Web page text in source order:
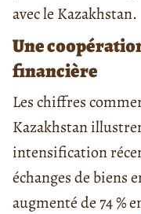
avec le Kazakhstan.
Une
financière
Les chiffres
Kazakhstan
intensification
échanges de biens
augmenté de 74 %